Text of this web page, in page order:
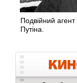
Подвійний
Путіна.